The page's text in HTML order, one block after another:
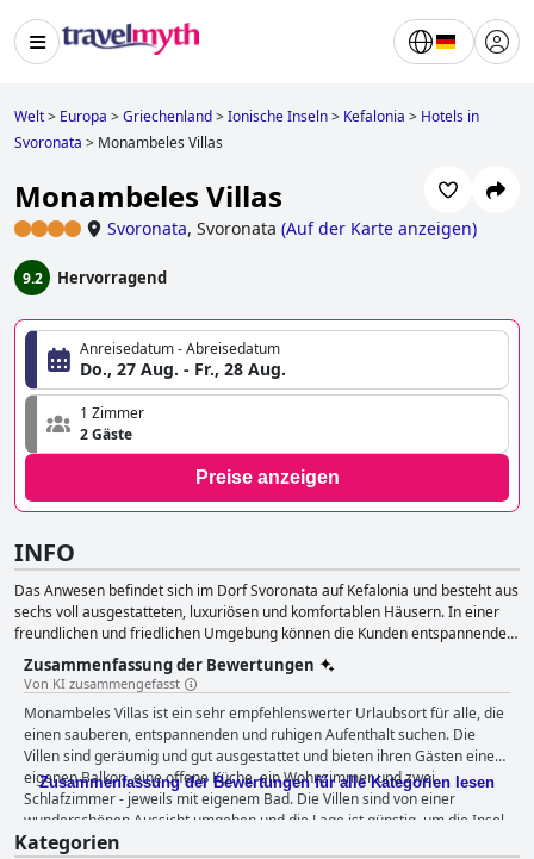
Welt> Europa >Griechenland>Ionische Inseln> Kefalonia > Hotels in
Svoronata > Monambeles Villas
Monambeles Villas
Svoronata, Svoronata (Auf der Karte anzeigen)
9.2 Hervorragend
Anreisedatum - Abreisedatum
Do., 27 Aug. - Fr., 28 Aug.
1 Zimmer
2 Gäste
Preise anzeigen
INFO
Das Anwesen befindet sich im Dorf Svoronata auf Kefalonia und besteht aus
sechs voll ausgestatteten, luxuriösen und komfortablen Häusern. In einer
freundlichen und friedlichen Umgebung können die Kunden entspannende
Momente im üppigen Garten genießen.
Zusammenfassung der Bewertungen
Von KI zusammengefasst
Monambeles Villas ist ein sehr empfehlenswerter Urlaubsort für alle, die
einen sauberen, entspannenden und ruhigen Aufenthalt suchen. Die
Villen sind geräumig und gut ausgestattet und bieten ihren Gästen einen
eigenen Balkon, eine offene Küche, ein Wohnzimmer und zwei
Schlafzimmer - jeweils mit eigenem Bad. Die Villen sind von einer
wunderschönen Aussicht umgeben und die Lage ist günstig, um die Insel
zu erkunden. Strände und Restaurants sind leicht zu Fuß zu erreichen,
Zusammenfassung der Bewertungen für alle Kategorien lesen
Kategorien